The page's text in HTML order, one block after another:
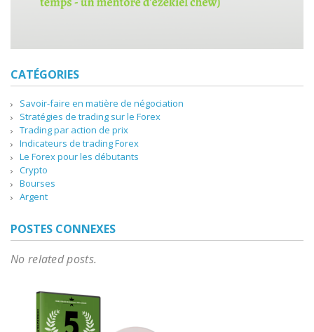
CATÉGORIES
Savoir-faire en matière de négociation
Stratégies de trading sur le Forex
Trading par action de prix
Indicateurs de trading Forex
Le Forex pour les débutants
Crypto
Bourses
Argent
POSTES CONNEXES
No related posts.